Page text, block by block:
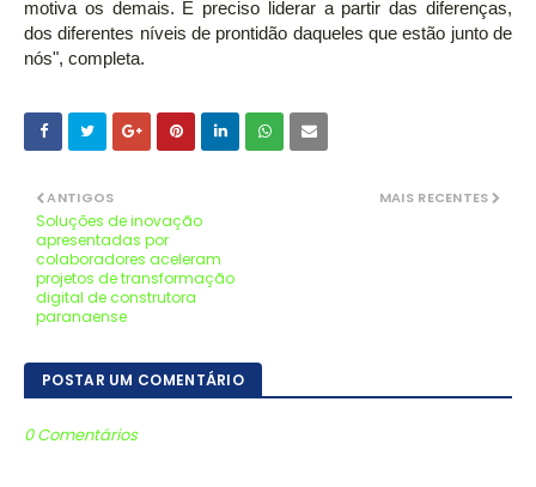
motiva os demais. É preciso liderar a partir das diferenças,
dos diferentes níveis de prontidão daqueles que estão junto de
nós", completa.
MAIS RECENTES
ANTIGOS
Soluções de inovação
apresentadas por
colaboradores aceleram
projetos de transformação
digital de construtora
paranaense
POSTAR UM COMENTÁRIO
0 Comentários